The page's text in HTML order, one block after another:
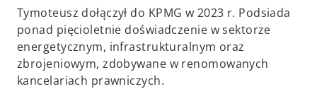
Tymoteusz dołączył do KPMG w 2023 r. Podsiada
ponad pięcioletnie doświadczenie w sektorze
energetycznym, infrastrukturalnym oraz
zbrojeniowym, zdobywane w renomowanych
kancelariach prawniczych.